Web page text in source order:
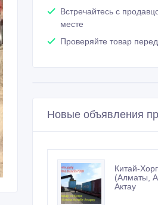
Встречайтесь с
месте
Проверяйте товар
Новые объявления
Китай-
(Алматы,
Актау